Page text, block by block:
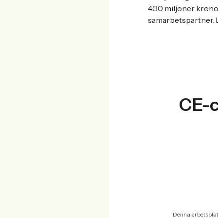
400 miljoner
samarbetspartner.
CE-
Denna